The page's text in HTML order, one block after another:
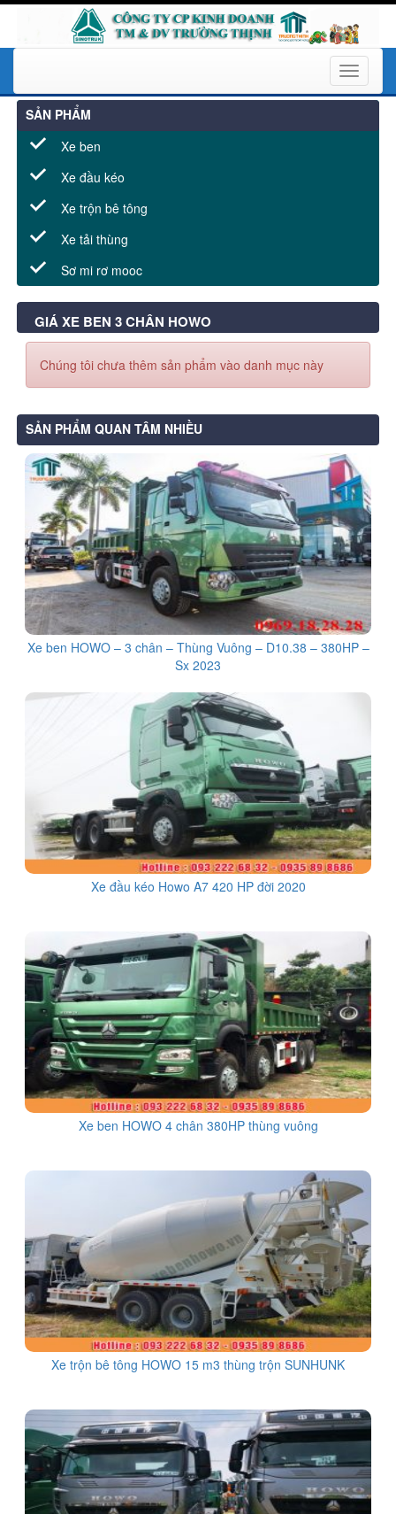
Toggle
SẢN PHẨM
Xe ben
Xe đầu kéo
Xe trộn bê tông
Xe tải thùng
Sơ mi rơ mooc
GIÁ XE BEN 3 CHÂN HOWO
Chúng tôi chưa thêm sản phẩm vào danh mục này
SẢN PHẨM QUAN TÂM NHIỀU
Xe ben HOWO – 3 chân – Thùng Vuông – D10.38 – 380HP –
Sx 2023
Xe đầu kéo Howo A7 420 HP đời 2020
Xe ben HOWO 4 chân 380HP thùng vuông
Xe trộn bê tông HOWO 15 m3 thùng trộn SUNHUNK